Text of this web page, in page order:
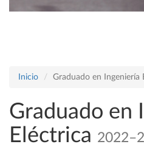
Inicio Graduado en Ingeniería
Graduado en
Eléctrica